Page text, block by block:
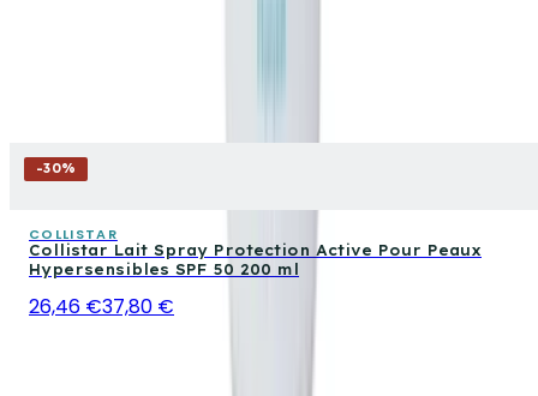
-30%
COLLISTAR
Collistar Lait Spray Protection Active Pour Peaux
Hypersensibles SPF 50 200 ml
26,46 €37,80 €